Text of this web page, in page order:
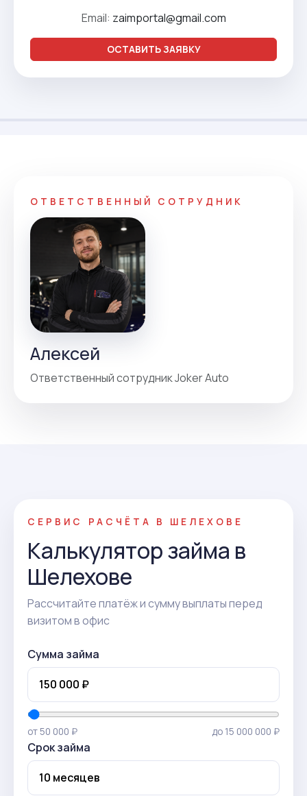
Email: zaimportal@gmail.com
ОСТАВИТЬ ЗАЯВКУ
ОТВЕТСТВЕННЫЙ СОТРУДНИК
Алексей
Ответственный сотрудник Joker Auto
СЕРВИС РАСЧЁТА В ШЕЛЕХОВЕ
Калькулятор займа в
Шелехове
Рассчитайте платёж и сумму выплаты перед
визитом в офис
Сумма займа
от 50 000 ₽ до 15 000 000 ₽
Срок займа